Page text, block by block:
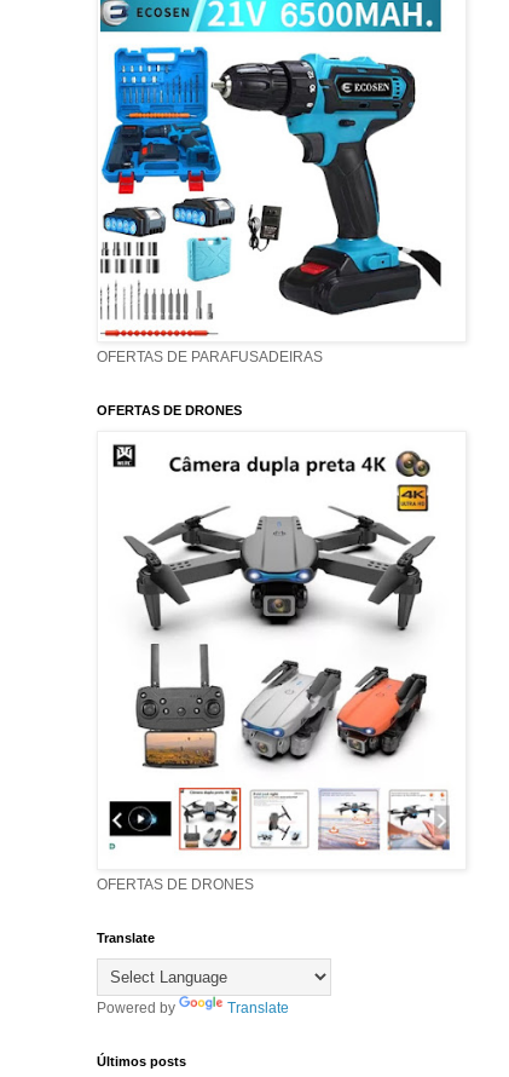
OFERTAS DE PARAFUSADEIRAS
OFERTAS DE DRONES
OFERTAS DE DRONES
Translate
Powered by Translate
Últimos posts